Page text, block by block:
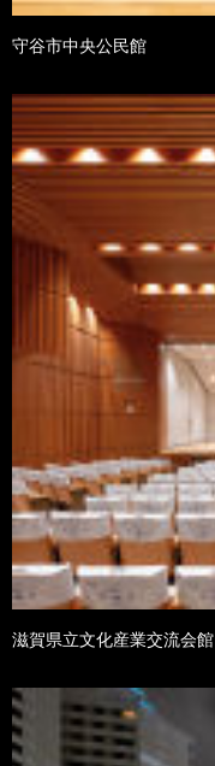
守谷市中央公民館
滋賀県立文化産業交流会館